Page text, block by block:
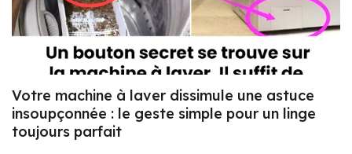
Votre machine à laver dissimule une astuce
insoupçonnée : le geste simple pour un linge
toujours parfait